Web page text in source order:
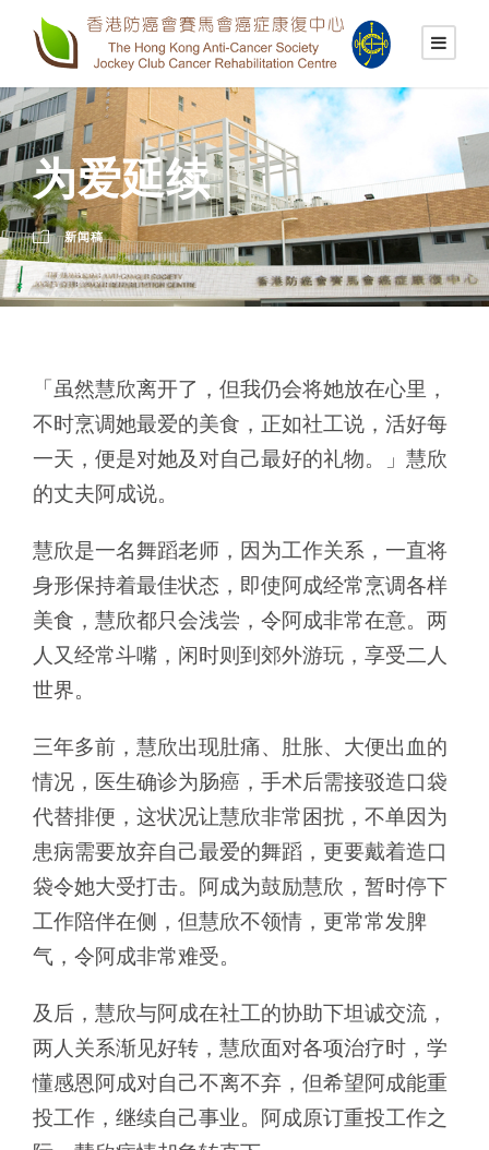
为爱延续
新闻稿
「虽然慧欣离开了，但我仍会将她放在心里，
不时烹调她最爱的美食，正如社工说，活好每
一天，便是对她及对自己最好的礼物。」慧欣
的丈夫阿成说。
慧欣是一名舞蹈老师，因为工作关系，一直将
身形保持着最佳状态，即使阿成经常烹调各样
美食，慧欣都只会浅尝，令阿成非常在意。两
人又经常斗嘴，闲时则到郊外游玩，享受二人
世界。
三年多前，慧欣出现肚痛、肚胀、大便出血的
情况，医生确诊为肠癌，手术后需接驳造口袋
代替排便，这状况让慧欣非常困扰，不单因为
患病需要放弃自己最爱的舞蹈，更要戴着造口
袋令她大受打击。阿成为鼓励慧欣，暂时停下
工作陪伴在侧，但慧欣不领情，更常常发脾
气，令阿成非常难受。
及后，慧欣与阿成在社工的协助下坦诚交流，
两人关系渐见好转，慧欣面对各项治疗时，学
懂感恩阿成对自己不离不弃，但希望阿成能重
投工作，继续自己事业。阿成原订重投工作之